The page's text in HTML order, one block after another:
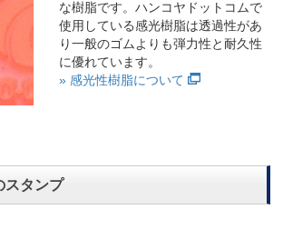
な樹脂です。ハンコヤドットコムで
使用している感光樹脂は透過性があ
り一般のゴムよりも弾力性と耐久性
に優れています。
» 感光性樹脂について
スタンプ